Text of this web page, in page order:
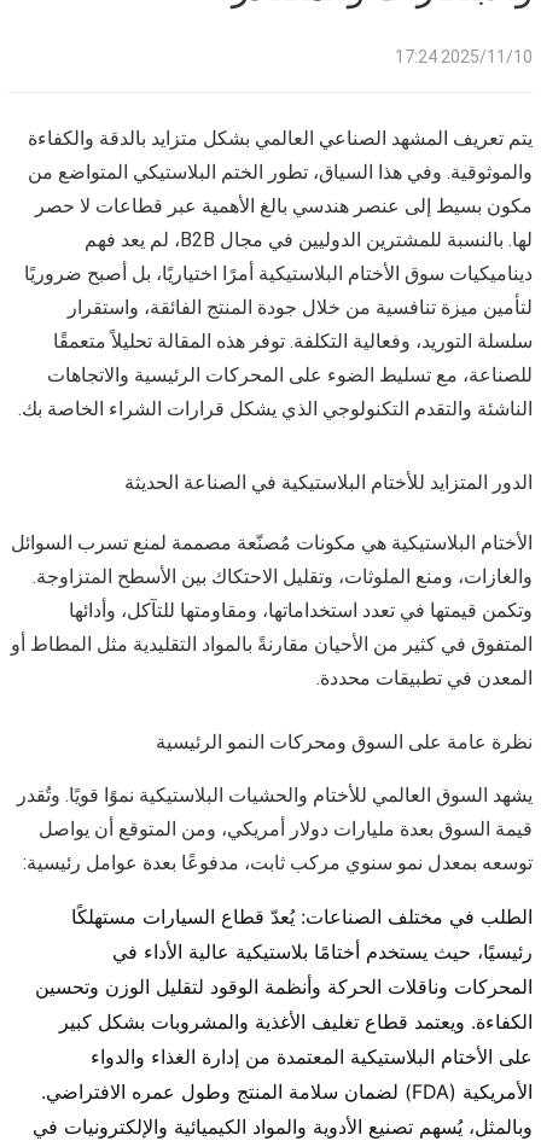
2025/11/10 17:24
يتم تعريف المشهد الصناعي العالمي بشكل متزايد بالدقة والكفاءة
والموثوقية. وفي هذا السياق، تطور الختم البلاستيكي المتواضع من
مكون بسيط إلى عنصر هندسي بالغ الأهمية عبر قطاعات لا حصر
لها. بالنسبة للمشترين الدوليين في مجال B2B، لم يعد فهم
ديناميكيات سوق الأختام البلاستيكية أمرًا اختياريًا، بل أصبح ضروريًا
لتأمين ميزة تنافسية من خلال جودة المنتج الفائقة، واستقرار
سلسلة التوريد، وفعالية التكلفة. توفر هذه المقالة تحليلاً متعمقًا
للصناعة، مع تسليط الضوء على المحركات الرئيسية والاتجاهات
الناشئة والتقدم التكنولوجي الذي يشكل قرارات الشراء الخاصة بك.
الدور المتزايد للأختام البلاستيكية في الصناعة الحديثة
الأختام البلاستيكية هي مكونات مُصنّعة مصممة لمنع تسرب السوائل
والغازات، ومنع الملوثات، وتقليل الاحتكاك بين الأسطح المتزاوجة.
وتكمن قيمتها في تعدد استخداماتها، ومقاومتها للتآكل، وأدائها
المتفوق في كثير من الأحيان مقارنةً بالمواد التقليدية مثل المطاط أو
المعدن في تطبيقات محددة.
نظرة عامة على السوق ومحركات النمو الرئيسية
يشهد السوق العالمي للأختام والحشيات البلاستيكية نموًا قويًا. وتُقدر
قيمة السوق بعدة مليارات دولار أمريكي، ومن المتوقع أن يواصل
توسعه بمعدل نمو سنوي مركب ثابت، مدفوعًا بعدة عوامل رئيسية:
الطلب في مختلف الصناعات: يُعدّ قطاع السيارات مستهلكًا
رئيسيًا، حيث يستخدم أختامًا بلاستيكية عالية الأداء في
المحركات وناقلات الحركة وأنظمة الوقود لتقليل الوزن وتحسين
الكفاءة. ويعتمد قطاع تغليف الأغذية والمشروبات بشكل كبير
على الأختام البلاستيكية المعتمدة من إدارة الغذاء والدواء
الأمريكية (FDA) لضمان سلامة المنتج وطول عمره الافتراضي.
وبالمثل، يُسهم تصنيع الأدوية والمواد الكيميائية والإلكترونيات في